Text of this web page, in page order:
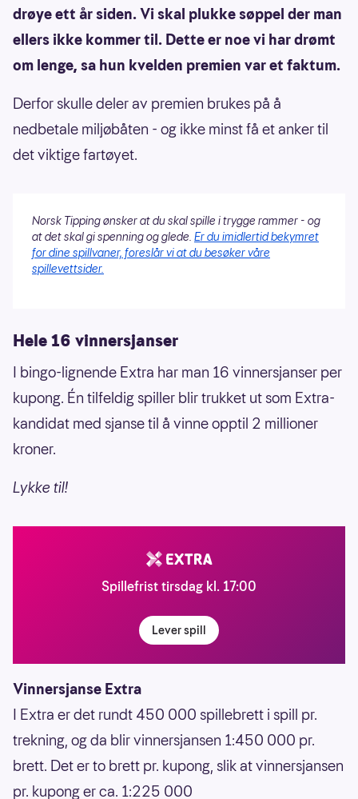
drøye ett år siden. Vi skal plukke søppel der man
ellers ikke kommer til. Dette er noe vi har drømt
om lenge, sa hun kvelden premien var et faktum.
Derfor skulle deler av premien brukes på å
nedbetale miljøbåten - og ikke minst få et anker til
det viktige fartøyet.
Norsk Tipping ønsker at du skal spille i trygge rammer - og
at det skal gi spenning og glede. Er du imidlertid bekymret
for dine spillvaner, foreslår vi at du besøker våre
spillevettsider.
Hele 16 vinnersjanser
I bingo-lignende Extra har man 16 vinnersjanser per
kupong. Én tilfeldig spiller blir trukket ut som Extra-
kandidat med sjanse til å vinne opptil 2 millioner
kroner.
Lykke til!
Spillefrist tirsdag kl. 17:00
Lever spill
Vinnersjanse Extra
I Extra er det rundt 450 000 spillebrett i spill pr.
trekning, og da blir vinnersjansen 1:450 000 pr.
brett. Det er to brett pr. kupong, slik at vinnersjansen
pr. kupong er ca. 1:225 000